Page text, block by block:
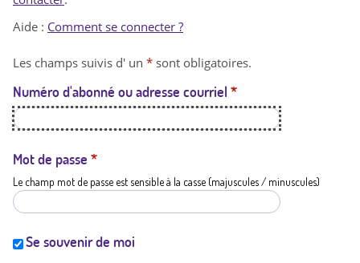
t
a
t
i
Aide : Comment se connecter ?
Les champs suivis d' un * sont obligatoires.
Numéro d'abonné ou adresse courriel *
Mot de passe *
Le champ mot de passe est sensible à la casse (majuscules / minuscules)
Se souvenir de moi